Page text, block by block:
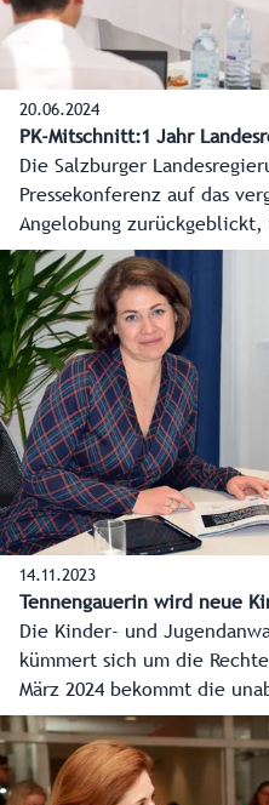
20.06.2024
PK-Mitschnitt:1 Jahr
Die Salzburger
Pressekonferenz auf das
Angelobung zurückgeblickt,
Aber der Blick ging noch
Vorhaben und
Bundesland anstehen. Hier
Regierungsspitzen
Landeshauptmann-
14.11.2023
Tennengauerin wird neue
Die Kinder- und
kümmert sich um die
März 2024 bekommt die
fast 20 Jahren eine neue
Magistrats-Juristin Johanna
als Kinder- und